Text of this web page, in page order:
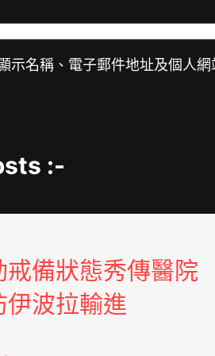
示名稱、電子郵件地址及個人
:-
戒備狀態秀傳醫院
伊波拉輸進